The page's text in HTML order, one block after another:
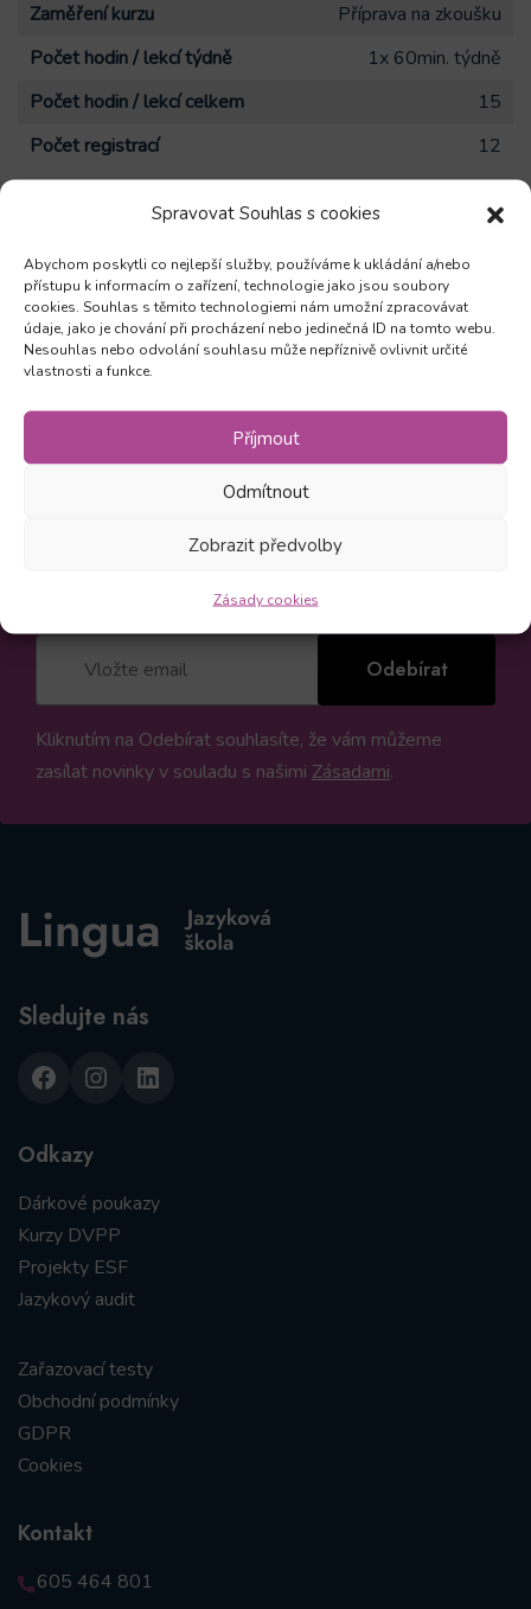
Spravovat Souhlas s cookies
Abychom poskytli co nejlepší služby, používáme k ukládání a/nebo
přístupu k informacím o zařízení, technologie jako jsou soubory
cookies. Souhlas s těmito technologiemi nám umožní zpracovávat
údaje, jako je chování při procházení nebo jedinečná ID na tomto webu.
Nesouhlas nebo odvolání souhlasu může nepříznivě ovlivnit určité
vlastnosti a funkce.
Příjmout
Odmítnout
Zobrazit předvolby
Zásady cookies
Zaměření kurzu
Příprava na zkoušku
Počet hodin / lekcí týdně
1x 60min. týdně
Počet hodin / lekcí celkem
15
Počet registrací
12
Příprava ke zkoušce nabídne seznámení se s formální
stránkou zkoušky, nácvik jednotlivých dovedností, doplňující
aktivity a konverzace. V ceně kurzu je také zkouška
nanečisto. Předpokládaný termín zkoušky je leden/únor
2027.
Zůstaňte v obraze
Odebírejte novinky a mějte přehled o všech našich
Odebírat
Kliknutím na Odebírat souhlasíte, že vám můžeme
zasílat novinky v souladu s našimi Zásadami.
Sledujte nás
Facebook
Instagram
LinkedIn
Odkazy
Dárkové poukazy
Kurzy DVPP
Projekty ESF
Jazykový audit
Zařazovací testy
Obchodní podmínky
GDPR
Cookies
Kontakt
605 464 801